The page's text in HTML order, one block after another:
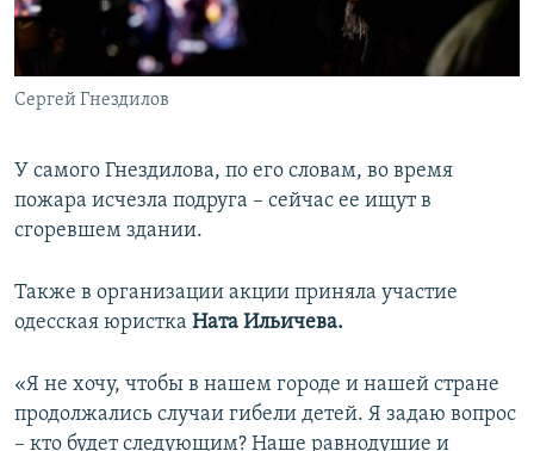
Сергей Гнездилов
У самого Гнездилова, по его словам, во время
пожара исчезла подруга – сейчас ее ищут в
сгоревшем здании.
Также в организации акции приняла участие
одесская юристка Ната Ильичева.
«Я не хочу, чтобы в нашем городе и нашей стране
продолжались случаи гибели детей. Я задаю вопрос
– кто будет следующим? Наше равнодушие и